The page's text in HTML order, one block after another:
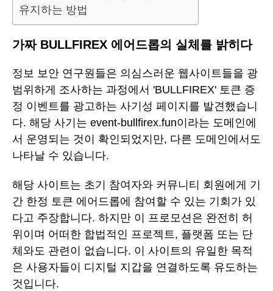
유지하는 방법
가짜 BULLFIREX 에어드롭의 실체를 밝히다
정보 보안 연구원들은 의심스러운 웹사이트들을 광
범위하게 조사하는 과정에서 'BULLFIREX' 토큰 증
정 이벤트를 광고하는 사기성 페이지를 발견했습니
다. 해당 사기는 event-bullfirex.fun이라는 도메인에
서 운영되는 것이 확인되었지만, 다른 도메인에서도
나타날 수 있습니다.
해당 사이트는 초기 참여자와 커뮤니티 회원에게 기
간 한정 토큰 에어드롭에 참여할 수 있는 기회가 있
다고 주장합니다. 하지만 이 프로모션은 완전히 허
위이며 어떠한 합법적인 프로젝트, 플랫폼 또는 단
체와도 관련이 없습니다. 이 사이트의 유일한 목적
은 사용자들이 디지털 지갑을 연결하도록 유도하는
것입니다.